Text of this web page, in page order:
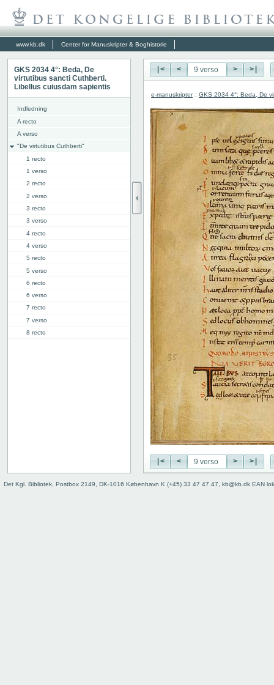
www.kb.dk Center for Manuskripter & Boghistorie
GKS 2034 4°: Beda, De
virtutibus sancti Cuthberti.
Libellus cuiusdam sapientis
Indledning
A recto
A verso
"De virtutibus Cuthberti"
1 recto
1 verso
2 recto
2 verso
3 recto
3 verso
4 recto
4 verso
5 recto
5 verso
6 recto
6 verso
7 recto
7 verso
8 recto
17v: Explicit
|< < > >|
e-manuskripter : GKS 2034 4°: Beda, De
|< < > >|
Det Kgl. Bibliotek, Postbox 2149, DK-1016 København K (+45) 33 47 47 47, kb@kb.dk EAN